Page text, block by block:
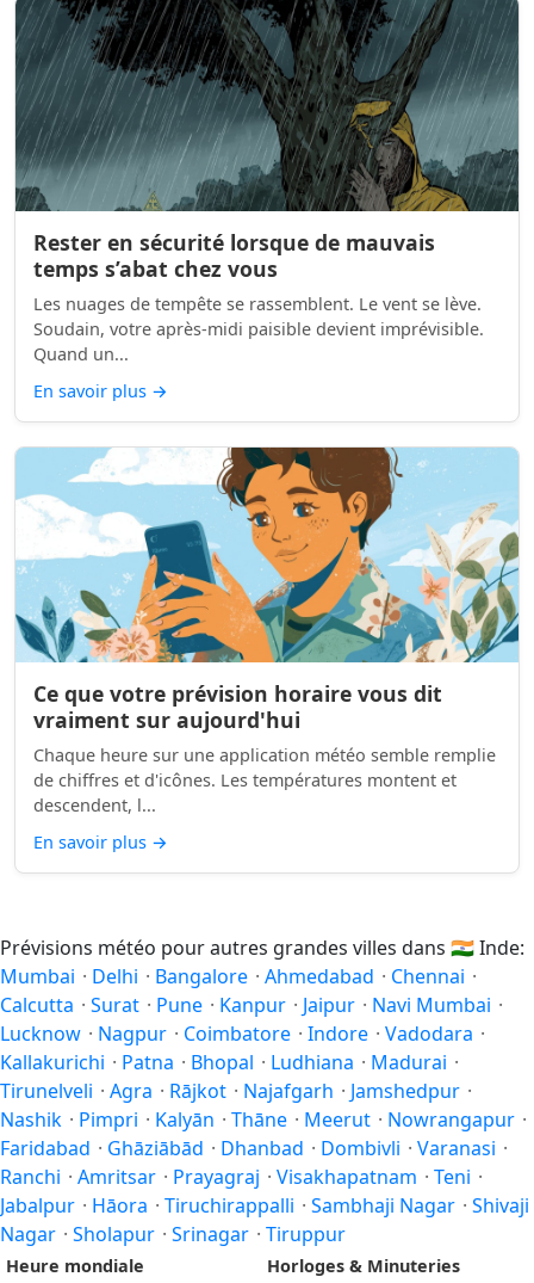
Rester en sécurité lorsque de mauvais
temps s’abat chez vous
Les nuages de tempête se rassemblent. Le vent se lève.
Soudain, votre après-midi paisible devient imprévisible.
Quand un...
En savoir plus →
Ce que votre prévision horaire vous dit
vraiment sur aujourd'hui
Chaque heure sur une application météo semble remplie
de chiffres et d'icônes. Les températures montent et
descendent, l...
En savoir plus →
Prévisions météo pour autres grandes villes dans 🇮🇳Inde:
Mumbai · Delhi · Bangalore · Ahmedabad · Chennai ·
Calcutta · Surat · Pune · Kanpur · Jaipur · Navi Mumbai ·
Lucknow · Nagpur · Coimbatore · Indore · Vadodara ·
Kallakurichi · Patna · Bhopal · Ludhiana · Madurai ·
Tirunelveli · Agra · Rājkot · Najafgarh · Jamshedpur ·
Nashik · Pimpri · Kalyān · Thāne · Meerut · Nowrangapur ·
Faridabad · Ghāziābād · Dhanbad · Dombivli · Varanasi ·
Ranchi · Amritsar · Prayagraj · Visakhapatnam · Teni ·
Jabalpur · Hāora · Tiruchirappalli · Sambhaji Nagar · Shivaji
Nagar · Sholapur · Srinagar · Tiruppur
Heure mondiale
Horloges & Minuteries